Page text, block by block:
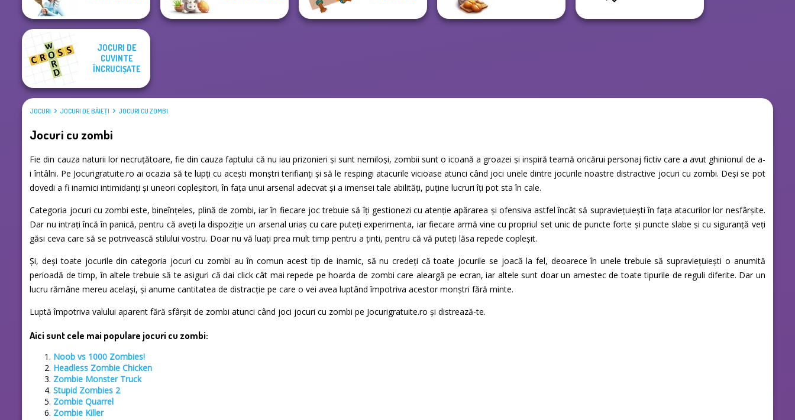
JOCURI DE
CUVINTE
ÎNCRUCIȘATE
JOCURI JOCURI DE BĂIEŢI JOCURI CU ZOMBI
Jocuri cu zombi
Fie din cauza naturii lor necruțătoare, fie din cauza faptului că nu iau prizonieri și sunt nemiloși, zombii sunt o icoană a groazei și inspiră teamă oricărui personaj fictiv care a avut ghinionul de a-
i întâlni. Pe Jocurigratuite.ro ai ocazia să te lupți cu acești monștri terifianți și să le respingi atacurile vicioase atunci când joci unele dintre jocurile noastre distractive jocuri cu zombi. Deși se pot
dovedi a fi inamici intimidanți și uneori copleșitori, în fața unui arsenal adecvat și a imensei tale abilități, puține lucruri îți pot sta în cale.
Categoria jocuri cu zombi este, bineînțeles, plină de zombi, iar în fiecare joc trebuie să îți gestionezi cu atenție apărarea și ofensiva astfel încât să supraviețuiești în fața atacurilor lor nesfârșite.
Dar nu intrați încă în panică, pentru că aveți la dispoziție un arsenal uriaș cu care puteți experimenta, iar fiecare armă vine cu propriul set unic de puncte forte și puncte slabe și cu siguranță veți
găsi ceva care să se potrivească stilului vostru. Doar nu vă luați prea mult timp pentru a ținti, pentru că vă puteți lăsa repede copleșit.
Și, deși toate jocurile din categoria jocuri cu zombi au în comun acest tip de inamic, să nu credeți că toate jocurile se joacă la fel, deoarece în unele trebuie să supraviețuiești o anumită
perioadă de timp, în altele trebuie să te asiguri că dai click cât mai repede pe hoarda de zombi care aleargă pe ecran, iar altele sunt doar un amestec de toate tipurile de reguli diferite. Dar un
lucru rămâne mereu același, și anume cantitatea de distracție pe care o vei avea luptând împotriva acestor monștri fără minte.
Luptă împotriva valului aparent fără sfârșit de zombi atunci când joci jocuri cu zombi pe Jocurigratuite.ro și distrează-te.
Aici sunt cele mai populare jocuri cu zombi:
Noob vs 1000 Zombies!
Headless Zombie Chicken
Zombie Monster Truck
Stupid Zombies 2
Zombie Quarrel
Zombie Killer